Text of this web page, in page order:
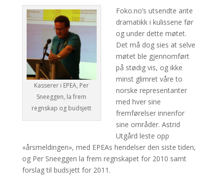
Kasserer i EPEA, Per
Sneeggen, la frem
regnskap og budsjett
Foko.no’s utsendte ante
dramatikk i kulissene før
og under dette møtet.
Det må dog sies at selve
møtet ble gjennomført
på stødig vis, og ikke
minst glimret våre to
norske representanter
med hver sine
fremførelser innenfor
sine områder. Astrid
Utgård leste opp
«årsmeldingen», med EPEAs hendelser den siste tiden,
og Per Sneeggen la frem regnskapet for 2010 samt
forslag til budsjett for 2011.